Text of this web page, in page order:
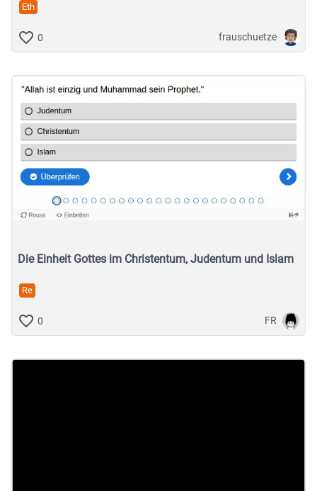
Featured Apps
Eth
0 frauschuetze
Die Einheit Gottes im Christentum, Judentum und Islam
Re
0 FR